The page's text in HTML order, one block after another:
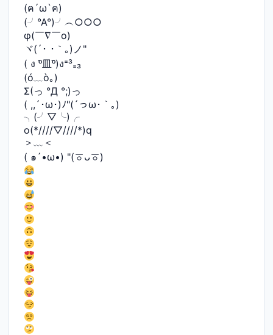
(ฅ´ω`ฅ)
(╯°A°)╯︵○○○
φ(￣∇￣o)
ヾ(´･ ･｀｡)ノ"
( ง ᵒ̌皿ᵒ̌)ง⁼³₌₃
(ó﹏ò｡)
Σ(っ °Д °;)っ
( ,,´･ω･)ﾉ"(´っω･｀｡)
╮(╯▽╰)╭
o(*////▽////*)q
＞﹏＜
( ๑´•ω•) "(ㆆᴗㆆ)